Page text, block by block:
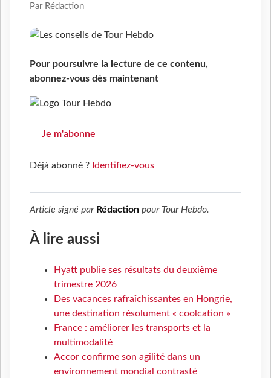
Par Rédaction
Pour poursuivre la lecture de ce contenu,
abonnez-vous dès maintenant
Je m'abonne
Déjà abonné ? Identifiez-vous
Article signé par Rédaction pour Tour Hebdo.
À lire aussi
Hyatt publie ses résultats du deuxième
trimestre 2026
Des vacances rafraîchissantes en Hongrie,
une destination résolument « coolcation »
France : améliorer les transports et la
multimodalité
Accor confirme son agilité dans un
environnement mondial contrasté